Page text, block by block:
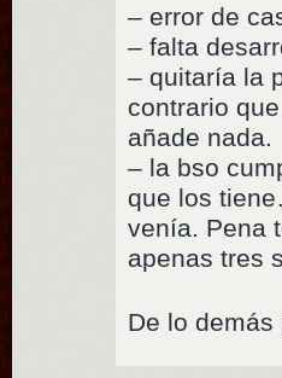
– error de
– falta
– quitaría la
contrario
añade nada.
– la bso
que los
venía. Pena
apenas tres
De lo